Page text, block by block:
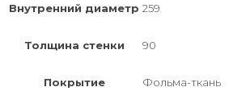
Внутренний диаметр 259
Толщина стенки 90
Покрытие Фольма-ткань